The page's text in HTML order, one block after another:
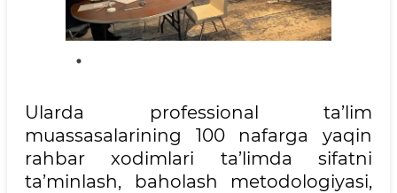
Ularda professional ta’lim
muassasalarining 100 nafarga yaqin
rahbar xodimlari ta’limda sifatni
ta’minlash, baholash metodologiyasi,